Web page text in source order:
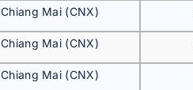
Chiang Mai (CNX)
Chiang Mai (CNX)
Chiang Mai (CNX)